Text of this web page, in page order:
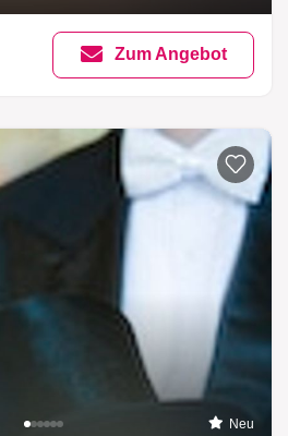
Zum Angebot
Neu